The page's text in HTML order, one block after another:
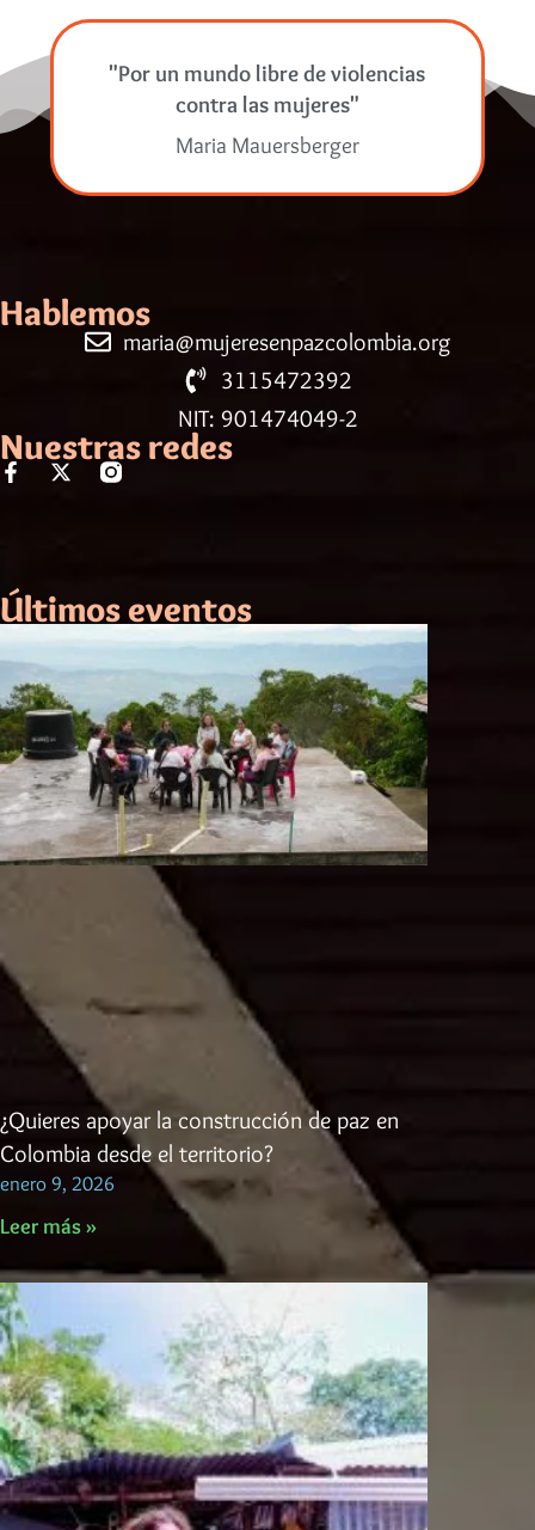
"Por un mundo libre de violencias
contra las mujeres"
Maria Mauersberger
Hablemos
maria@mujeresenpazcolombia.org
3115472392
NIT: 901474049-2
Nuestras redes
Últimos eventos
¿Quieres apoyar la construcción de paz en
Colombia desde el territorio?
enero 9, 2026
Leer más »